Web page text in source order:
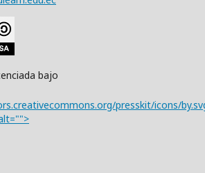
bajo
presskit/icons/